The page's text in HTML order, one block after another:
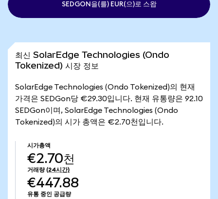
SEDGON을(를) EUR(으)로 스왑
최신 SolarEdge Technologies (Ondo
Tokenized) 시장 정보
SolarEdge Technologies (Ondo Tokenized)의 현재
가격은 SEDGon당 €29.30입니다. 현재 유통량은 92.10
SEDGon이며, SolarEdge Technologies (Ondo
Tokenized)의 시가 총액은 €2.70천입니다.
시가총액
€2.70천
거래량 (24시간)
€447.88
유통 중인 공급량